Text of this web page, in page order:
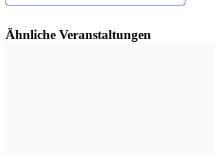
Ähnliche Veranstaltungen